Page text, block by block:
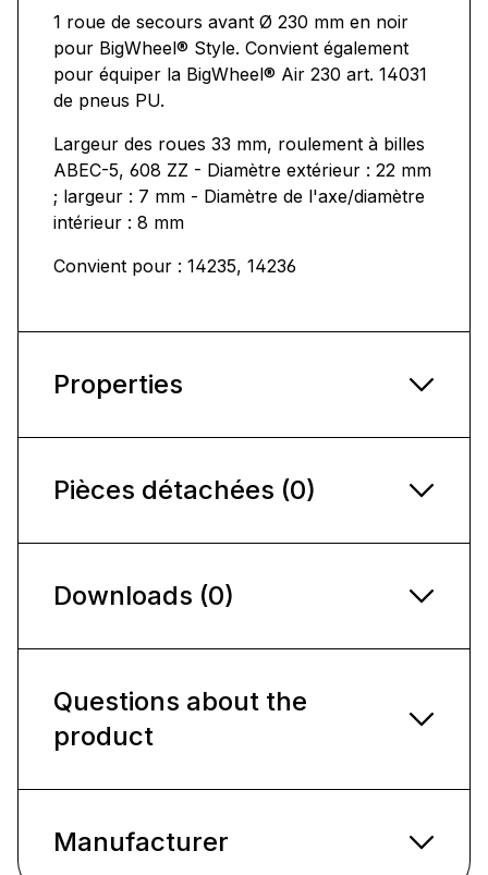
1 roue de secours avant Ø 230 mm en noir
pour BigWheel® Style. Convient également
pour équiper la BigWheel® Air 230 art. 14031
de pneus PU.
Largeur des roues 33 mm, roulement à billes
ABEC-5, 608 ZZ - Diamètre extérieur : 22 mm
; largeur : 7 mm - Diamètre de l'axe/diamètre
intérieur : 8 mm
Convient pour : 14235, 14236
Properties
Pièces détachées (0)
Downloads (0)
Questions about the
product
Manufacturer